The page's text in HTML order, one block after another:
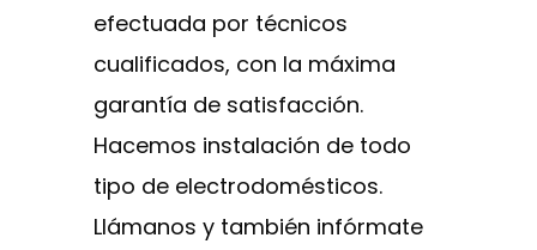
efectuada por técnicos
cualificados, con la máxima
garantía de satisfacción.
Hacemos instalación de todo
tipo de electrodomésticos.
Llámanos y también infórmate